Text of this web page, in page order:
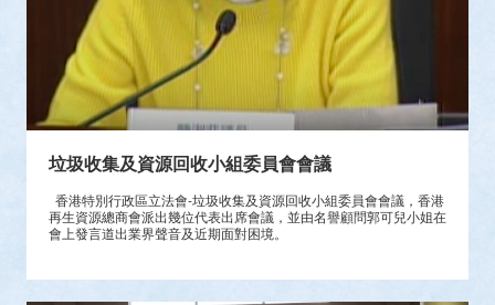
垃圾收集及資源回收小組委員會會議
香港特別行政區立法會-垃圾收集及資源回收小組委員會會議，香港
再生資源總商會派出幾位代表出席會議，並由名譽顧問郭可兒小姐在
會上發言道出業界聲音及近期面對困境。